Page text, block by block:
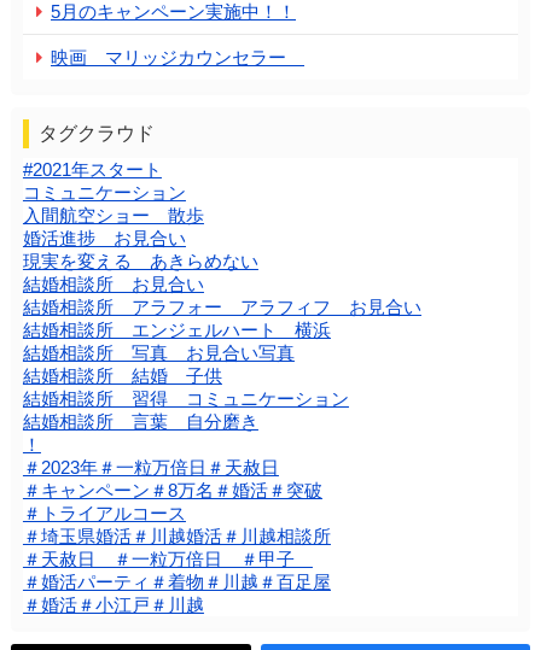
5月のキャンペーン実施中！！
映画 マリッジカウンセラー
タグクラウド
#2021年スタート
コミュニケーション
入間航空ショー 散歩
婚活進捗 お見合い
現実を変える あきらめない
結婚相談所 お見合い
結婚相談所 アラフォー アラフィフ お見合い
結婚相談所 エンジェルハート 横浜
結婚相談所 写真 お見合い写真
結婚相談所 結婚 子供
結婚相談所 習得 コミュニケーション
結婚相談所 言葉 自分磨き
！
＃2023年＃一粒万倍日＃天赦日
＃キャンペーン＃8万名＃婚活＃突破
＃トライアルコース
＃埼玉県婚活＃川越婚活＃川越相談所
＃天赦日 ＃一粒万倍日 ＃甲子
＃婚活パーティ＃着物＃川越＃百足屋
＃婚活＃小江戸＃川越